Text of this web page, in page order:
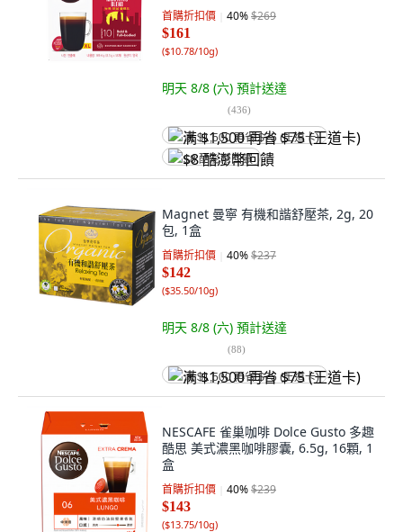
首購折扣價 40%$269
$161
($10.78/10g)
明天 8/8 (六) 預計送達
(436)
满 $1,500 再省 $75 (王道卡)
$8 酷澎幣回饋
Magnet 曼寧 有機和諧舒壓茶, 2g, 20
包, 1盒
首購折扣價 40%$237
$142
($35.50/10g)
明天 8/8 (六) 預計送達
(88)
满 $1,500 再省 $75 (王道卡)
NESCAFE 雀巢咖啡 Dolce Gusto 多趣
酷思 美式濃黑咖啡膠囊, 6.5g, 16顆, 1
盒
首購折扣價 40%$239
$143
($13.75/10g)